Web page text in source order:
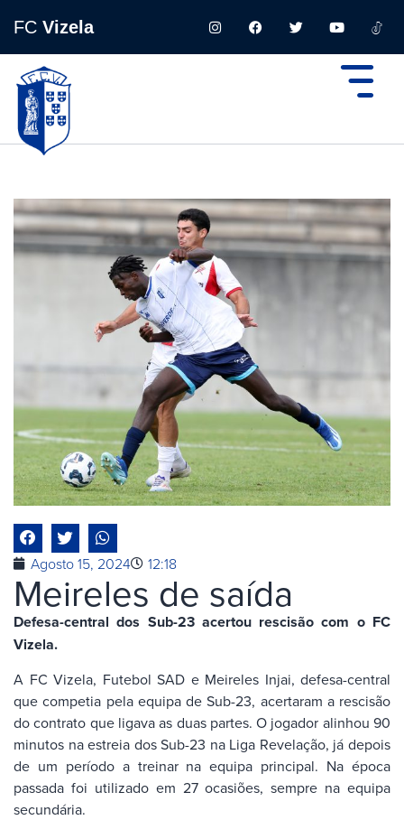
FC Vizela
Agosto 15, 2024 12:18
Meireles de saída
Defesa-central dos Sub-23 acertou rescisão com o FC
Vizela.
A FC Vizela, Futebol SAD e Meireles Injai, defesa-central
que competia pela equipa de Sub-23, acertaram a rescisão
do contrato que ligava as duas partes. O jogador alinhou 90
minutos na estreia dos Sub-23 na Liga Revelação, já depois
de um período a treinar na equipa principal. Na época
passada foi utilizado em 27 ocasiões, sempre na equipa
secundária.